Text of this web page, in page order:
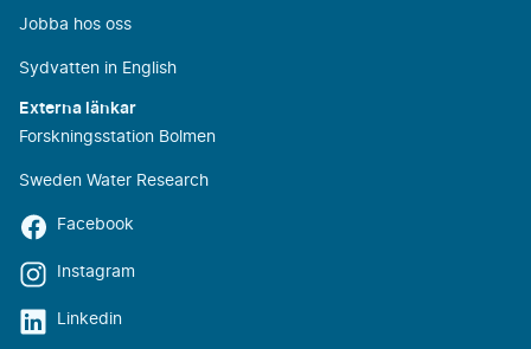
Jobba hos oss
Sydvatten in English
Externa länkar
Forskningsstation Bolmen
Sweden Water Research
Facebook
Instagram
Linkedin